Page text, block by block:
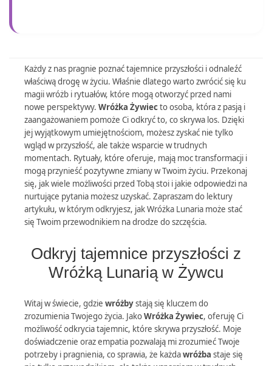
Każdy z nas pragnie poznać tajemnice przyszłości i odnaleźć
właściwą drogę w życiu. Właśnie dlatego warto zwrócić się ku
magii wróżb i rytuałów, które mogą otworzyć przed nami
nowe perspektywy. Wróżka Żywiecto osoba, która z pasją i
zaangażowaniem pomoże Ci odkryć to, co skrywa los. Dzięki
jej wyjątkowym umiejętnościom, możesz zyskać nie tylko
wgląd w przyszłość, ale także wsparcie w trudnych
momentach. Rytuały, które oferuje, mają moc transformacji i
mogą przynieść pozytywne zmiany w Twoim życiu. Przekonaj
się, jak wiele możliwości przed Tobą stoi i jakie odpowiedzi na
nurtujące pytania możesz uzyskać. Zapraszam do lektury
artykułu, w którym odkryjesz, jak Wróżka Lunaria może stać
się Twoim przewodnikiem na drodze do szczęścia.
Odkryj tajemnice przyszłości z
Wróżką Lunarią w Żywcu
Witaj w świecie, gdzie wróżbystają się kluczem do
zrozumienia Twojego życia. JakoWróżka Żywiec, oferuję Ci
możliwość odkrycia tajemnic, które skrywa przyszłość. Moje
doświadczenie oraz empatia pozwalają mi zrozumieć Twoje
potrzeby i pragnienia, co sprawia, że każdawróżba staje się